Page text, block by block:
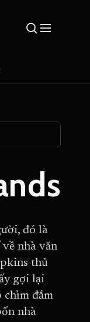
đó là
nhà văn
thủ
gợi lại
chìm đắm
nhà